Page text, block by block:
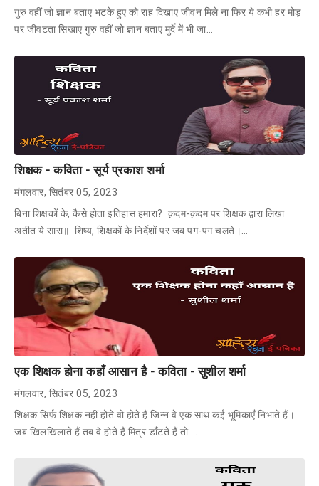
गुरु वहीं जो ज्ञान बताए भटके हुए को राह दिखाए जीवन मिले ना फिर ये कभी हर मोड़
पर जीवटता सिखाए गुरु वहीं जो ज्ञान बताए मुर्दे में भी जा…
शिक्षक - कविता - सूर्य प्रकाश शर्मा
मंगलवार, सितंबर 05, 2023
बिना शिक्षकों के, कैसे होता इतिहास हमारा? क़दम-क़दम पर शिक्षक द्वारा लिखा
अतीत ये सारा॥ शिष्य, शिक्षकों के निर्देशों पर जब पग-पग चलते।…
एक शिक्षक होना कहाँ आसान है - कविता - सुशील शर्मा
मंगलवार, सितंबर 05, 2023
शिक्षक सिर्फ़ शिक्षक नहीं होते वो होते हैं जिन्न वे एक साथ कई भूमिकाएँ निभाते हैं।
जब खिलखिलाते हैं तब वे होते हैं मित्र डाँटते हैं तो …